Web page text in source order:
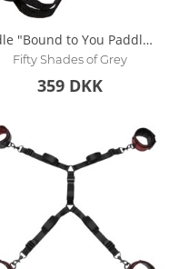
Padle "Bound to You Paddle" med forskellige slagsider
Fifty Shades of Grey
359 DKK